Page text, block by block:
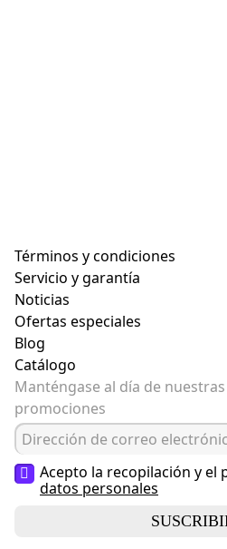
Términos y condiciones
Servicio y garantía
Noticias
Ofertas especiales
Blog
Catálogo
Manténgase al día de
promociones
Acepto la recopilación y el
datos personales